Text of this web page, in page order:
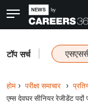
टॉप सर्च
होम परीक्षा समाचार
एम्स देवघर सीनियर रेजीडेंट पदों